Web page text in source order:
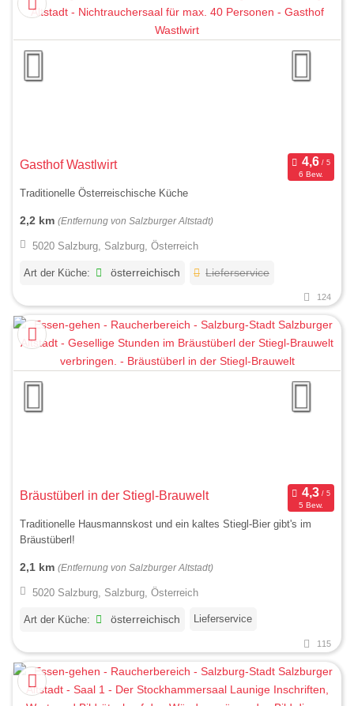
Gasthof Wastlwirt
6 Bew.
Traditionelle Österreischische Küche
2,2 km (Entfernung von Salzburger Altstadt)
5020 Salzburg, Salzburg, Österreich
Art der Küche: österreichisch Lieferservice
124
Bräustüberl in der Stiegl-Brauwelt
5 Bew.
Traditionelle Hausmannskost und ein kaltes Stiegl-Bier gibt's im
Bräustüberl!
2,1 km (Entfernung von Salzburger Altstadt)
5020 Salzburg, Salzburg, Österreich
Art der Küche: österreichisch Lieferservice
115